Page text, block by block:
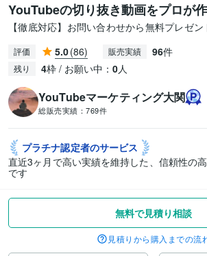
YouTubeの切り抜き動画をプロが
【徹底対応】お問い合わせから無料プレゼン
評価 5.0(86) 販売実績 96件
残り 4枠 / お願い中： 0人
YouTubeマーケティング大関
総販売実績： 769件
プラチナ認定者のサービス
直近3ヶ月で高い実績を維持した、信頼性の
です
無料で見積り相談
見積りから購入までの流